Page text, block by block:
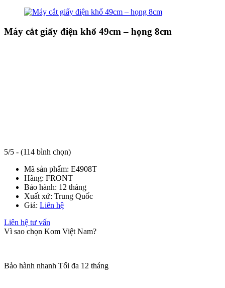
Máy cắt giấy điện khổ 49cm – họng 8cm
5/5 - (114 bình chọn)
Mã sản phẩm: E4908T
Hãng: FRONT
Bảo hành: 12 tháng
Xuất xứ: Trung Quốc
Giá: Liên hệ
Liên hệ tư vấn
Vì sao chọn Kom Việt Nam?
Bảo hành nhanh Tối đa 12 tháng